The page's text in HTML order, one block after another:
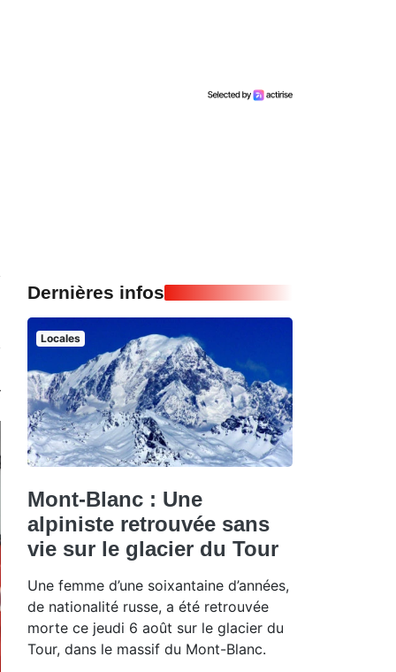
Dernières infos
Locales
Mont-Blanc : Une
alpiniste retrouvée sans
vie sur le glacier du Tour
Une femme d’une soixantaine d’années,
de nationalité russe, a été retrouvée
morte ce jeudi 6 août sur le glacier du
Tour, dans le massif du Mont-Blanc.